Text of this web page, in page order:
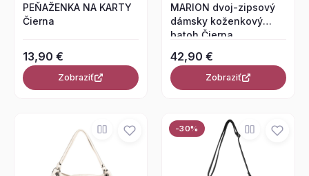
PEŇAŽENKA NA KARTY
Čierna
13,90 €
Zobraziť
MARION dvoj-zipsový
dámsky koženkový
batoh Čierna
42,90 €
Zobraziť
-30%